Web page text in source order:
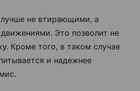
не втирающими, а
Это позволит не
Кроме того, в таком случае
и надежнее